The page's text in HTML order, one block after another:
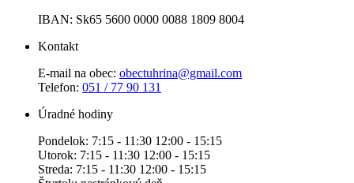
IBAN: Sk65 5600 0000 0088 1809 8004
Kontakt
E-mail na obec: obectuhrina@gmail.com
Telefon: 051 / 77 90 131
Úradné hodiny
Pondelok: 7:15 - 11:30 12:00 - 15:15
Utorok: 7:15 - 11:30 12:00 - 15:15
Streda: 7:15 - 11:30 12:00 - 15:15